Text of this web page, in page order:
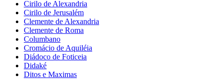
Cirilo de Alexandria
Cirilo de Jerusalém
Clemente de Alexandria
Clemente de Roma
Columbano
Cromácio de Aquiléia
Diádoco de Foticeia
Didaké
Ditos e Maximas